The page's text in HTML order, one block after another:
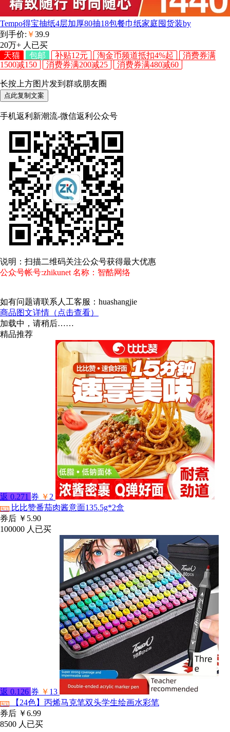
Tempo得宝抽纸4层加厚80抽18包餐巾纸家庭囤货装by
到手价: ￥39.9
20万+ 人已买
天猫
包邮 补贴12元 淘金币频道抵扣4%起
消费券满
1500减150
消费券满200减25 消费券满480减60
长按上方图片发到群或朋友圈
点此复制文案
手机返利新潮流-微信返利公众号
说明：扫描二维码关注公众号获得最大优惠
公众号帐号:zhikunet 名称：智酷网络
如有问题请联系人工客服：huashangjie
商品图文详情（点击查看）
加载中，请稍后……
精品推荐
返 0.271 券 ￥ 2
淘宝
比比赞番茄肉酱意面135.5g*2盒
券后 ￥5.90
100000 人已买
返 0.126 券 ￥ 13
淘宝
【24色】丙烯马克笔双头学生绘画水彩笔
券后 ￥6.99
8500 人已买